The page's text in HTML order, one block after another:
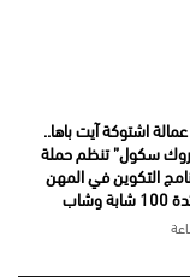
اشتوكة آيت باها..
سكول” تنظم حملة
التكوين في المهن